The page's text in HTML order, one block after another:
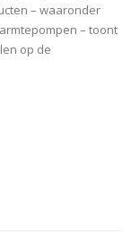
– waaronder
– toont
op de